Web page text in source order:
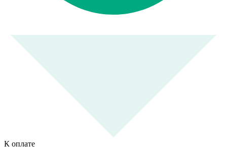
К оплате